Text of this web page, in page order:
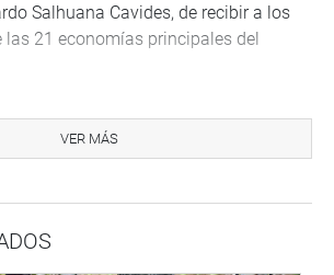
Salhuana Cavides, de recibir a los
las 21 economías principales del
VER MÁS